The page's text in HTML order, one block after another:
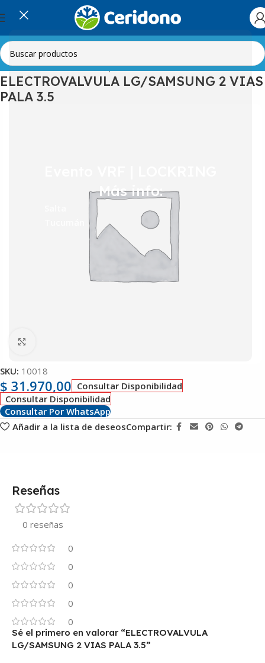
Más info:
Inicio Línea Blanca Lavarropas Electroválvulas
ELECTROVALVULA LG/SAMSUNG 2 VIAS
PALA 3.5
SKU: 10018
$ 31.970,00 Consultar Disponibilidad
Consultar Disponibilidad
Consultar Por WhatsApp
Añadir a la lista de deseosCompartir:
Reseñas
0 reseñas
0
0
0
0
0
Sé el primero en valorar “ELECTROVALVULA
LG/SAMSUNG 2 VIAS PALA 3.5”